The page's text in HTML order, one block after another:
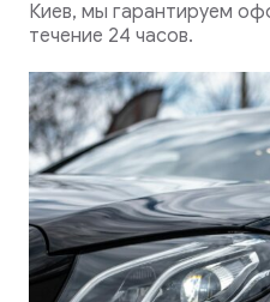
Киев, мы гарантируем
течение 24 часов.